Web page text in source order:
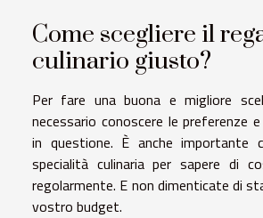
Come scegliere il
culinario giusto?
Per fare una buona e migliore
necessario conoscere le preferenze
in questione. È anche importante
specialità culinaria per sapere di
regolarmente. E non dimenticate di
vostro budget.